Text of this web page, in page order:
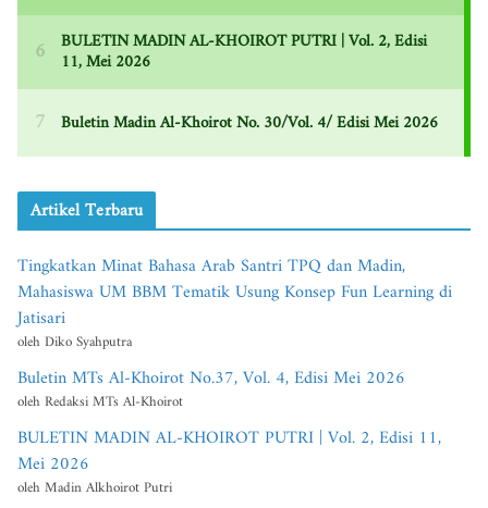
Artikel Terbaru
Tingkatkan Minat Bahasa Arab Santri TPQ dan Madin,
Mahasiswa UM BBM Tematik Usung Konsep Fun Learning di
Jatisari
oleh Diko Syahputra
Buletin MTs Al-Khoirot No.37, Vol. 4, Edisi Mei 2026
oleh Redaksi MTs Al-Khoirot
BULETIN MADIN AL-KHOIROT PUTRI | Vol. 2, Edisi 11,
Mei 2026
oleh Madin Alkhoirot Putri